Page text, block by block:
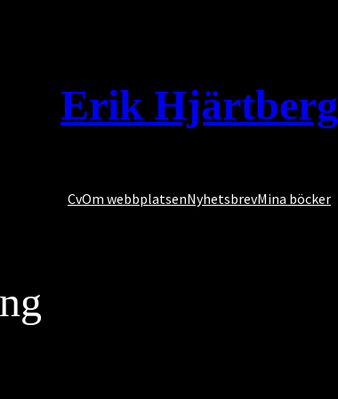
Erik Hjärtberg
CvOm webbplatsenNyhetsbrevMina böcker